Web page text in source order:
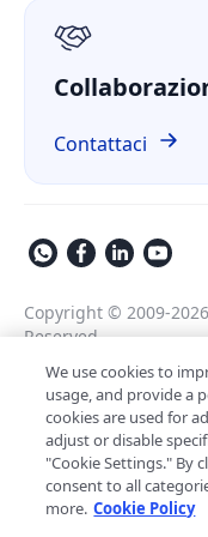
Contattaci
Informativa sulla
Politica di Sicurezza
Powered by
Copyright © 2009-
Reserved.
LynxPDF V2.0.0
We use cookies to
usage, and provide a
cookies are used for
adjust or disable
"Cookie Settings." By
consent to all
more. Cookie Policy